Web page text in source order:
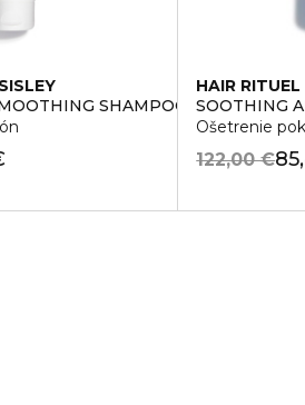
SHAMPOO WITH
HAIR
SOOTHING
Ošetrenie
122,00 €